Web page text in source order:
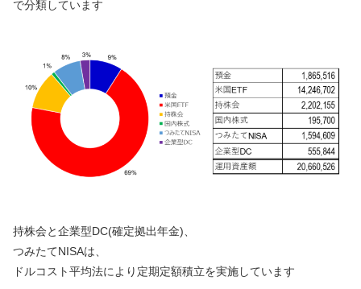
で分類しています
持株会と企業型DC(確定拠出年金)、
つみたてNISAは、
ドルコスト平均法により定期定額積立を実施しています